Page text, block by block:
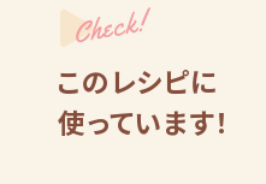
Check!
このレシピに
使っています！